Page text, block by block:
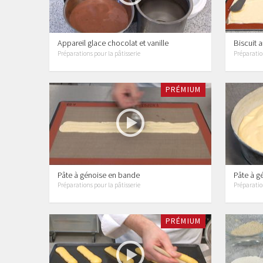
Appareil glace chocolat et vanille
Préparations pour la pâtisserie
Biscuit
PRÉMIUM
Pâte à génoise en bande
Préparations pour la pâtisserie
Pâte à
PRÉMIUM